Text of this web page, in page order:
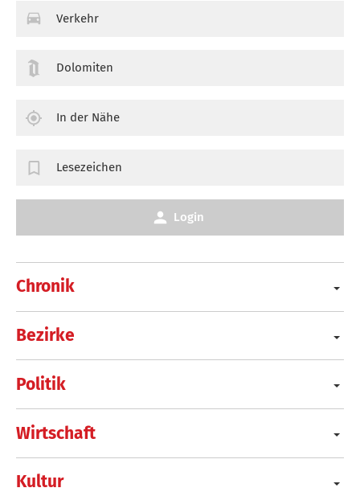
Chronik
Bezirke
Politik
Wirtschaft
Kultur
Verkehr
Dolomiten
In der Nähe
Lesezeichen
Login